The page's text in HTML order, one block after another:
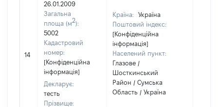
14
26.01.2009
Загальна
площа (м2):
5002
Кадастровий
номер:
[Конфіденційна
інформація]
Декларує:
тесть
Прізвище:
Країна:
Україна
Поштовий індекс:
[Конфіденційна
інформація]
Населений пункт:
Глазове /
Шосткинський
Район / Сумська
Область / Україна